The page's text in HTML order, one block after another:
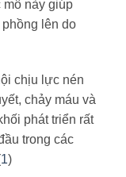
mô này giúp
lên do
chịu lực nén
chảy máu và
phát triển rất
trong các
1)